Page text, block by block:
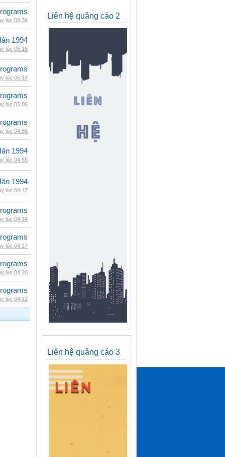
lúc 05:39
1994
lúc 05:18
lúc 05:14
lúc 05:06
lúc 04:56
1994
lúc 04:55
1994
lúc 04:47
lúc 04:34
lúc 04:27
lúc 04:20
lúc 04:12
Liên hệ quảng cáo 2
Liên hệ quảng cáo 3